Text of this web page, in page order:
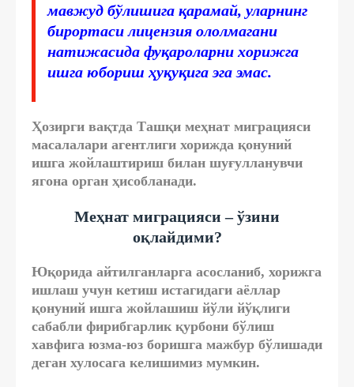
мавжуд бўлишига қарамай, уларнинг
бирортаси лицензия ололмагани
натижасида фуқароларни хорижга
ишга юбориш ҳуқуқига эга эмас.
Ҳозирги вақтда Ташқи меҳнат миграцияси
масалалари агентлиги хорижда қонуний
ишга жойлаштириш билан шуғулланувчи
ягона орган ҳисобланади.
Меҳнат миграцияси – ўзини
оқлайдими?
Юқорида айтилганларга асосланиб, хорижга
ишлаш учун кетиш истагидаги аёллар
қонуний ишга жойлашиш йўли йўқлиги
сабабли фирибгарлик қурбони бўлиш
хавфига юзма-юз боришга мажбур бўлишади
деган хулосага келишимиз мумкин.